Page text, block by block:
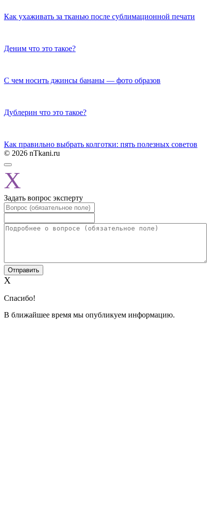
Как ухаживать за тканью после сублимационной печати
Деним что это такое?
C чем носить джинсы бананы — фото образов
Дублерин что это такое?
Как правильно выбрать колготки: пять полезных советов
© 2026 nTkani.ru
X
Задать вопрос эксперту
X
Спасибо!
В ближайшее время мы опубликуем информацию.